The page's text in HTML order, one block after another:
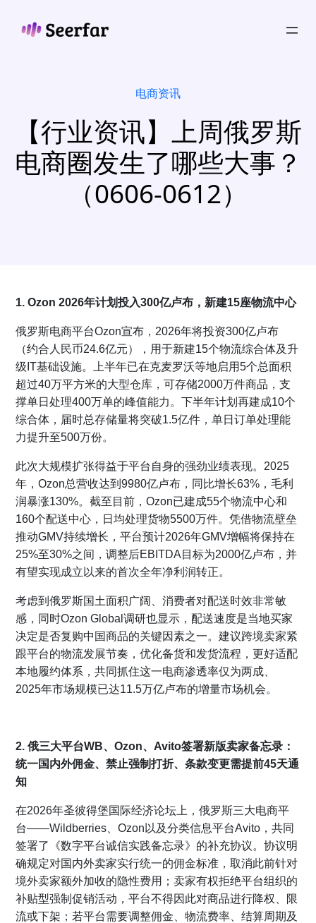
电商资讯
【行业资讯】上周俄罗斯
电商圈发生了哪些大事？
（0606-0612）
1. Ozon 2026年计划投入300亿卢布，新建15座物流中心
俄罗斯电商平台Ozon宣布，2026年将投资300亿卢布
（约合人民币24.6亿元），用于新建15个物流综合体及升
级IT基础设施。上半年已在克麦罗沃等地启用5个总面积
超过40万平方米的大型仓库，可存储2000万件商品，支
撑单日处理400万单的峰值能力。下半年计划再建成10个
综合体，届时总存储量将突破1.5亿件，单日订单处理能
力提升至500万份。
此次大规模扩张得益于平台自身的强劲业绩表现。2025
年，Ozon总营收达到9980亿卢布，同比增长63%，毛利
润暴涨130%。截至目前，Ozon已建成55个物流中心和
160个配送中心，日均处理货物5500万件。凭借物流壁垒
推动GMV持续增长，平台预计2026年GMV增幅将保持在
25%至30%之间，调整后EBITDA目标为2000亿卢布，并
有望实现成立以来的首次全年净利润转正。
考虑到俄罗斯国土面积广阔、消费者对配送时效非常敏
感，同时Ozon Global调研也显示，配送速度是当地买家
决定是否复购中国商品的关键因素之一。建议跨境卖家紧
跟平台的物流发展节奏，优化备货和发货流程，更好适配
本地履约体系，共同抓住这一电商渗透率仅为两成、
2025年市场规模已达11.5万亿卢布的增量市场机会。
2. 俄三大平台WB、Ozon、Avito签署新版卖家备忘录：
统一国内外佣金、禁止强制打折、条款变更需提前45天通
知
在2026年圣彼得堡国际经济论坛上，俄罗斯三大电商平
台——Wildberries、Ozon以及分类信息平台Avito，共同
签署了《数字平台诚信实践备忘录》的补充协议。协议明
确规定对国内外卖家实行统一的佣金标准，取消此前针对
境外卖家额外加收的隐性费用；卖家有权拒绝平台组织的
补贴型强制促销活动，平台不得因此对商品进行降权、限
流或下架；若平台需要调整佣金、物流费率、结算周期及